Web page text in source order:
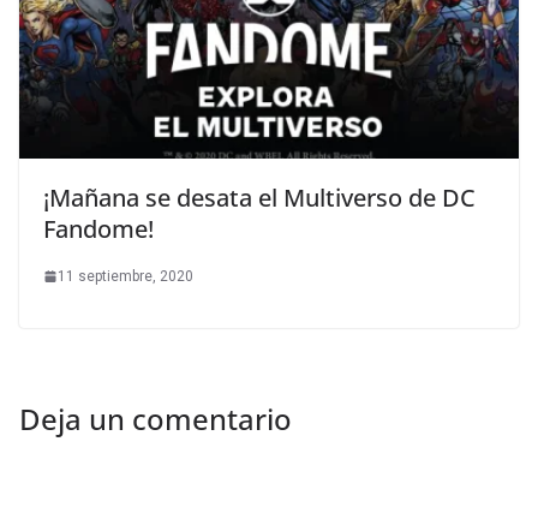
¡Mañana se desata el Multiverso de DC
Fandome!
11 septiembre, 2020
Deja un comentario